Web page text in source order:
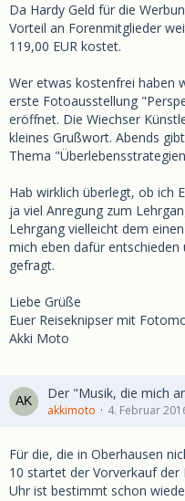
Da Hardy Geld für die
Vorteil an Forenmitglieder
119,00 EUR kostet.
Wer etwas kostenfrei haben
erste Fotoausstellung
eröffnet. Die Wiechser
kleines Grußwort. Abends
Thema
Hab wirklich überlegt, ob ich
ja viel Anregung zum
Lehrgang vielleicht dem
mich eben dafür
gefragt.
Liebe Grüße
Euer Reiseknipser mit
Akki Moto
Der "Musik, die mich
akkimoto 4. Februar
Für die, die in Oberhausen
10 startet der Vorverkauf der
Uhr ist bestimmt schon